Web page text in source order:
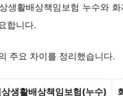
생활배상책임보험 누수와
합니다.
주요 차이를 정리했습니다.
상생활배상책임보험(누수)